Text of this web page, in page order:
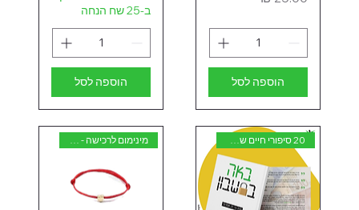
הוספה לסל
ב-25 שח הנחה
הוספה לסל